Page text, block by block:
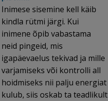
Inimese sisemine kell käib
kindla rütmi järgi. Kui
inimene õpib vabastama
neid pingeid, mis
igapäevaelus tekivad ja mille
varjamiseks või kontrolli all
hoidmiseks nii palju energiat
kulub, siis oskab ta teadlikult